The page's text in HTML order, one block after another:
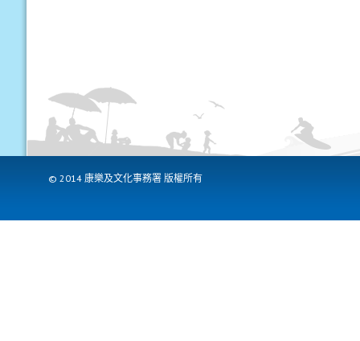
© 2014 康樂及文化事務署 版權所有